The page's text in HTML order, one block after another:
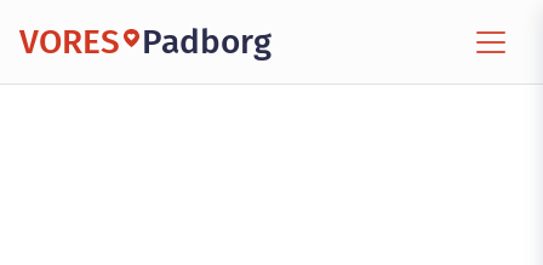
VORES Padborg